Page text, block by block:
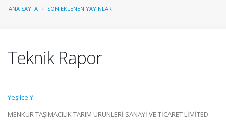
ANA SAYFA SON EKLENEN YAYINLAR
Teknik Rapor
Yeşilce Y.
MENKUR TAŞIMACILIK TARIM ÜRÜNLERİ SANAYİ VE TİCARET LİMİTED